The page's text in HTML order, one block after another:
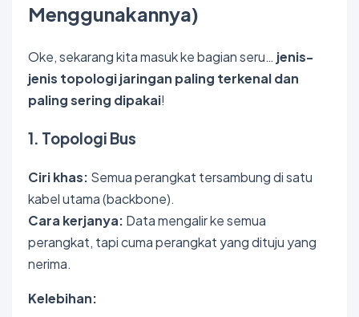
Menggunakannya)
Oke, sekarang kita masuk ke bagian seru… jenis-
jenis topologi jaringan paling terkenal dan
paling sering dipakai!
1. Topologi Bus
Ciri khas: Semua perangkat tersambung di satu
kabel utama (backbone).
Cara kerjanya: Data mengalir ke semua
perangkat, tapi cuma perangkat yang dituju yang
nerima.
Kelebihan: